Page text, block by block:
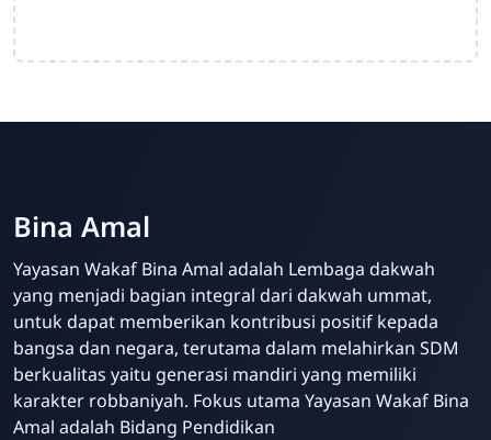
Bina Amal
Yayasan Wakaf Bina Amal adalah Lembaga dakwah
yang menjadi bagian integral dari dakwah ummat,
untuk dapat memberikan kontribusi positif kepada
bangsa dan negara, terutama dalam melahirkan SDM
berkualitas yaitu generasi mandiri yang memiliki
karakter robbaniyah. Fokus utama Yayasan Wakaf Bina
Amal adalah Bidang Pendidikan